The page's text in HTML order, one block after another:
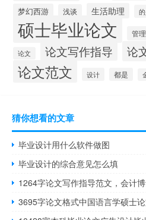
梦幻西游 浅谈 生活助理
硕士毕业论文 管理
论文 论文写作指导 论
论文范文 设计 都是
猜你想看的文章
毕业设计用什么软件做图
毕业设计的综合意见怎么填
1264字论文写作指导范文，会计
3695字论文格式中国语言学硕士